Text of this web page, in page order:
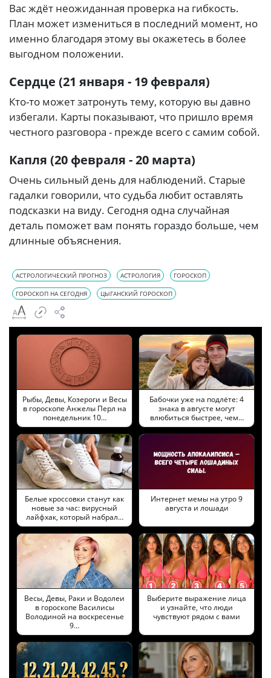
Вас ждёт неожиданная проверка на гибкость.
План может измениться в последний момент, но
именно благодаря этому вы окажетесь в более
выгодном положении.
Сердце (21 января - 19 февраля)
Кто-то может затронуть тему, которую вы давно
избегали. Карты показывают, что пришло время
честного разговора - прежде всего с самим собой.
Капля (20 февраля - 20 марта)
Очень сильный день для наблюдений. Старые
гадалки говорили, что судьба любит оставлять
подсказки на виду. Сегодня одна случайная
деталь поможет вам понять гораздо больше, чем
длинные объяснения.
АСТРОЛОГИЧЕСКИЙ ПРОГНОЗ АСТРОЛОГИЯ ГОРОСКОП
ГОРОСКОП НА СЕГОДНЯ ЦЫГАНСКИЙ ГОРОСКОП
Рыбы, Девы, Козероги и Весы
в гороскопе Анжелы Перл на
понедельник 10…
Бабочки уже на подлёте: 4
знака в августе могут
влюбиться быстрее, чем…
Белые кроссовки станут как
новые за час: вирусный
лайфхак, который набрал…
Интернет мемы на утро 9
августа и лошади
Весы, Девы, Раки и Водолеи
в гороскопе Василисы
Володиной на воскресенье
9…
Выберите выражение лица
и узнайте, что люди
чувствуют рядом с вами